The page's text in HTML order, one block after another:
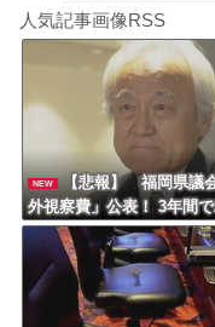
白石「あ、あき
8/4のニュース
更新中止のお知ら
人気記事画像RSS
NEW
【悲報】 福岡県議
外視察費」公表！ 3年間
00万円ｗｗｗｗｗｗｗｗ